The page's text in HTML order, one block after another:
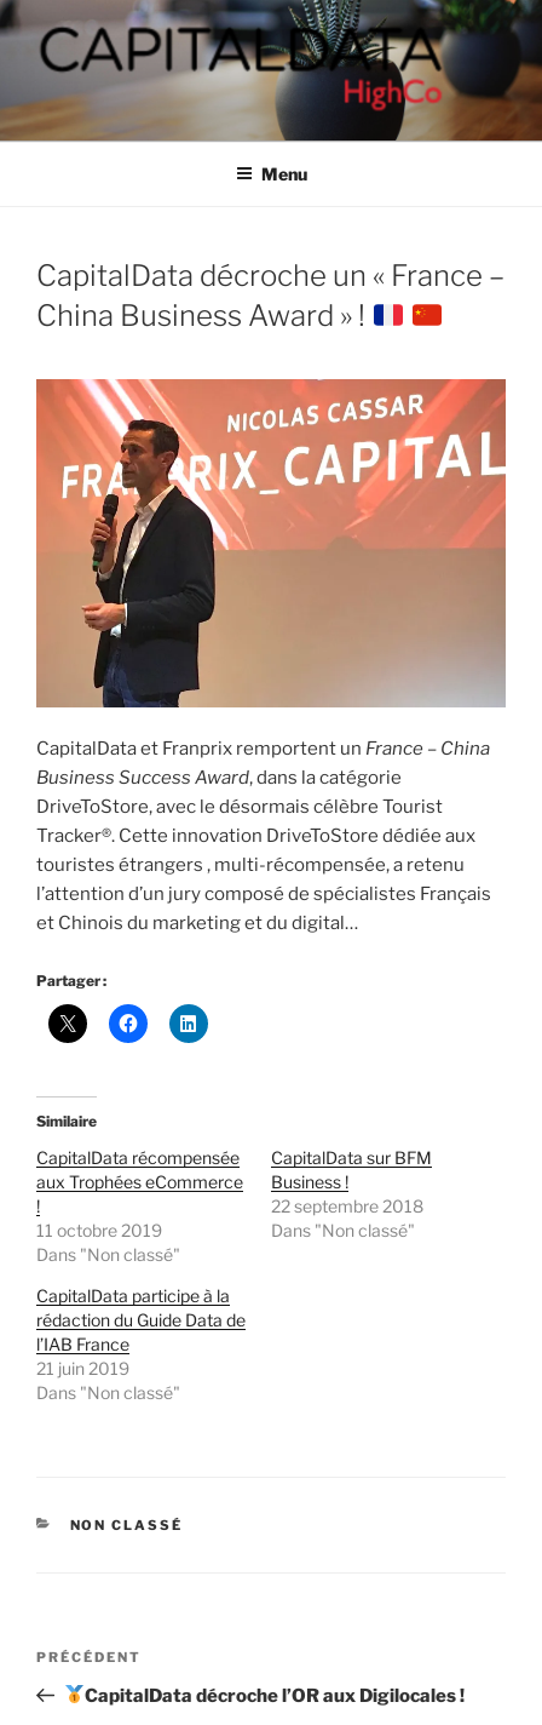
Aller
au
contenu
principal
CAPITALDATA
People-based marketing solutions
Menu
CapitalData décroche un « France –
China Business Award » !
CapitalData et Franprix remportent un France – China
Business Success Award, dans la catégorie
DriveToStore, avec le désormais célèbre Tourist
Tracker®. Cette innovation DriveToStore dédiée aux
touristes étrangers , multi-récompensée, a retenu
l’attention d’un jury composé de spécialistes Français
et Chinois du marketing et du digital…
Partager :
Similaire
CapitalData récompensée
aux Trophées eCommerce
!
11 octobre 2019
Dans "Non classé"
CapitalData sur BFM
Business !
22 septembre 2018
Dans "Non classé"
CapitalData participe à la
rédaction du Guide Data de
l’IAB France
21 juin 2019
Dans "Non classé"
CATÉGORIES
NON CLASSÉ
Navigation
l’article
Article
précédent
PRÉCÉDENT
CapitalData décroche l’OR aux Digilocales !